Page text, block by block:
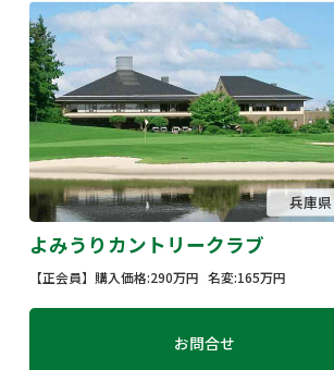
兵庫県
よみうりカントリークラブ
【正会員】 購入価格:290万円 名変:165万円
お問合せ